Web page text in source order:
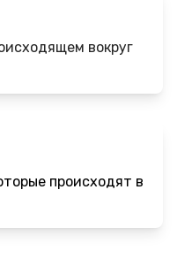
вокруг
происходят в